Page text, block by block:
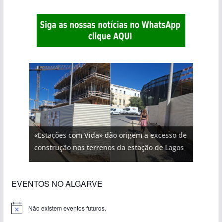
«Estações com Vida» dão origem a excesso de
construção nos terrenos da estação de Lagos
EVENTOS NO ALGARVE
Não existem eventos futuros.